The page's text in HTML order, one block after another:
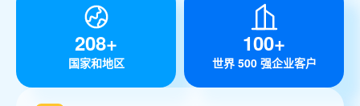
208+
国家和地区
100+
世界 500 强企业客户